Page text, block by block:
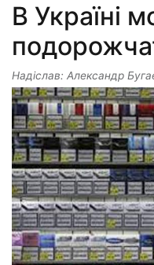
В Україні
Надіслав: Александр